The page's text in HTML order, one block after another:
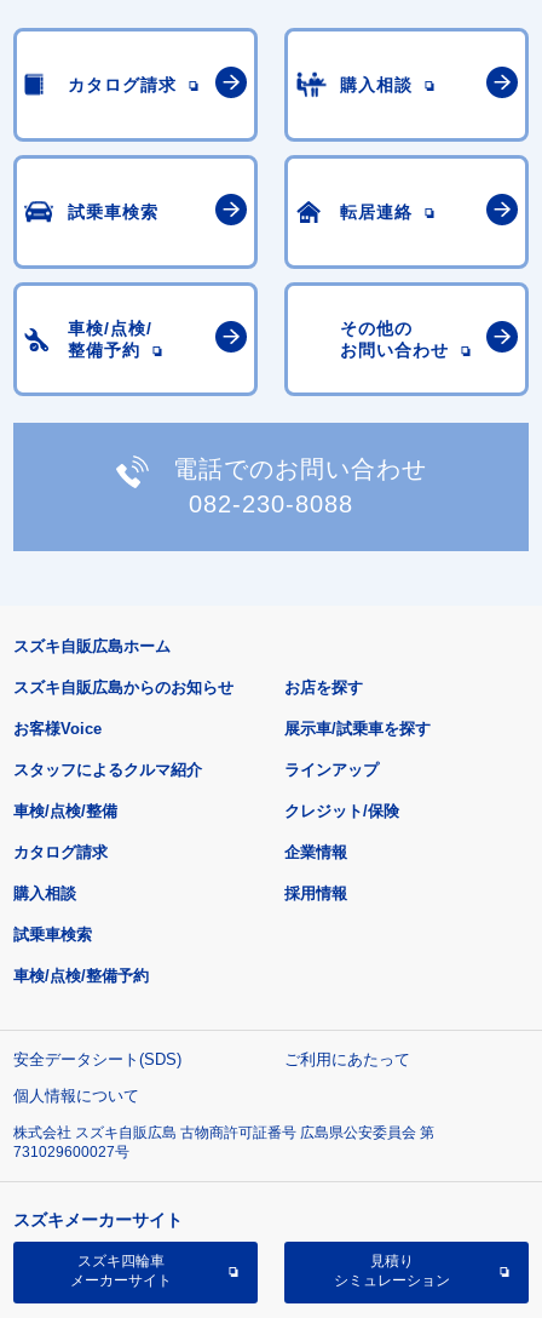
カタログ請求 購入相談
試乗車検索 転居連絡
車検/点検/
整備予約
その他の
お問い合わせ
電話でのお問い合わせ
082-230-8088
スズキ自販広島ホーム
スズキ自販広島からのお知らせ
お客様Voice
スタッフによるクルマ紹介
お店を探す
展示車/試乗車を探す
ラインアップ
車検/点検/整備 クレジット/保険
カタログ請求
購入相談
試乗車検索
車検/点検/整備予約
企業情報
採用情報
安全データシート(SDS)
ご利用にあたって
個人情報について
株式会社 スズキ自販広島 古物商許可証番号 広島県公安委員会 第
731029600027号
スズキメーカーサイト
スズキ四輪車
メーカーサイト
見積り
シミュレーション